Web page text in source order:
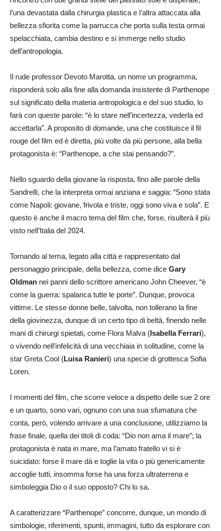
l’una devastata dalla chirurgia plastica e l’altra attaccata alla
bellezza sfiorita come la parrucca che porta sulla testa ormai
spelacchiata, cambia destino e si immerge nello studio
dell’antropologia.
Il rude professor Devoto Marotta, un nome un programma,
risponderà solo alla fine alla domanda insistente di Parthenope
sul significato della materia antropologica e del suo studio, lo
farà con queste parole: “è lo stare nell’incertezza, vederla ed
accettarla”. A proposito di domande, una che costituisce il fil
rouge del film ed è diretta, più volte da più persone, alla bella
protagonista è: “Parthenope, a che stai pensando?”.
Nello sguardo della giovane la risposta, fino alle parole della
Sandrelli, che la interpreta ormai anziana e saggia: “Sono stata
come Napoli: giovane, frivola e triste, oggi sono viva e sola”. E
questo è anche il macro tema del film che, forse, risulterà il più
visto nell’Italia del 2024.
Tornando al tema, legato alla città e rappresentato dal
personaggio principale, della bellezza, come dice Gary
Oldman nei panni dello scrittore americano John Cheever, “è
come la guerra: spalanca tutte le porte”. Dunque, provoca
vittime. Le stesse donne belle, talvolta, non tollerano la fine
della giovinezza, dunque di un certo tipo di beltà, finendo nelle
mani di chirurgi spietati, come Flora Malva (Isabella Ferrari),
o vivendo nell’infelicità di una vecchiaia in solitudine, come la
star Greta Cool (Luisa Ranieri) una specie di grottesca Sofia
Loren.
I momenti del film, che scorre veloce a dispetto delle sue 2 ore
e un quarto, sono vari, ognuno con una sua sfumatura che
conta, però, volendo arrivare a una conclusione, utilizziamo la
frase finale, quella dei titoli di coda: “Dio non ama il mare”; la
protagonista è nata in mare, ma l’amato fratello vi si è
suicidato: forse il mare dà e toglie la vita o più genericamente
accoglie tutti, insomma forse ha una forza ultraterrena e
simboleggia Dio o il suo opposto? Chi lo sa.
A caratterizzare “Parthenope” concorre, dunque, un mondo di
simbologie, riferimenti, spunti, immagini, tutto da esplorare con